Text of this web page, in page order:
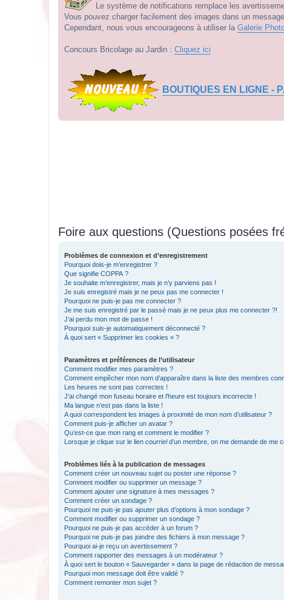
Le système de notifications remplace les
Vous pouvez charger facilement des images dans un
Cependant, nous vous encourageons à utiliser la Galerie
Concours Bricolage au Jardin : Cliquez ici
BOUTIQUES EN LIGNE -
Foire aux questions (Questions posées
Problèmes de connexion et d’enregistrement
Pourquoi dois-je m’enregistrer ?
Que signifie COPPA ?
Je souhaite m’enregistrer, mais je n’y parviens pas !
Je suis enregistré mais je ne peux pas me connecter !
Pourquoi ne puis-je pas me connecter ?
Je me suis enregistré par le passé mais je ne peux plus me connecter ?!
J’ai perdu mon mot de passe !
Pourquoi suis-je automatiquement déconnecté ?
À quoi sert « Supprimer les cookies » ?
Paramètres et préférences de l’utilisateur
Comment modifier mes paramètres ?
Comment empêcher mon nom d’apparaître dans la liste des membres
Les heures ne sont pas correctes !
J’ai changé mon fuseau horaire et l’heure est toujours incorrecte !
Ma langue n’est pas dans la liste !
A quoi correspondent les images à proximité de mon nom d’utilisateur ?
Comment puis-je afficher un avatar ?
Qu’est-ce que mon rang et comment le modifier ?
Lorsque je clique sur le lien courrield’un membre, on me demande de me
Problèmes liés à la publication de messages
Comment créer un nouveau sujet ou poster une réponse ?
Comment modifier ou supprimer un message ?
Comment ajouter une signature à mes messages ?
Comment créer un sondage ?
Pourquoi ne puis-je pas ajouter plus d’options à mon sondage ?
Comment modifier ou supprimer un sondage ?
Pourquoi ne puis-je pas accéder à un forum ?
Pourquoi ne puis-je pas joindre des fichiers à mon message ?
Pourquoi ai-je reçu un avertissement ?
Comment rapporter des messages à un modérateur ?
À quoi sert le bouton « Sauvegarder » dans la page de rédaction de
Pourquoi mon message doit être validé ?
Comment remonter mon sujet ?